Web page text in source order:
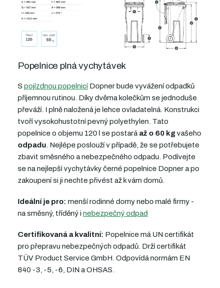
Popelnice plná vychytávek
S pojízdnou popelnicíDopner bude vyvážení odpadků
příjemnou rutinou. Díky dvěma kolečkům se jednoduše
převáží. I plně naložená je lehce ovladatelná. Konstrukci
tvoří vysokohustotní pevný polyethylen. Tato
popelnice o objemu 120 l se postará až o 60 kgvašeho
odpadu Nejlépe poslouží v případě, že se potřebujete
zbavit směsného a nebezpečného odpadu . Podívejte
se na nejlepší vychytávky černé popelnice Dopner apo
zakoupenísi ji nechte přivést až k vám domů.
Ideální je pro: menší rodinné domy nebo malé firmy -
na směsný, tříděný i nebezpečný odpad
Certifikovaná a kvalitní: Popelnice má UN certifikát
pro přepravu nebezpečných odpadů. Drží certifikát
TÜV Product Service GmbH. Odpovídá normám EN
840 -3, -5, -6, DIN a OHSAS.